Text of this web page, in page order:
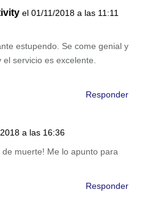
el 01/11/2018 a las 11:11
estupendo. Se come genial y
servicio es excelente.
Responder
a las 16:36
muerte! Me lo apunto para
Responder